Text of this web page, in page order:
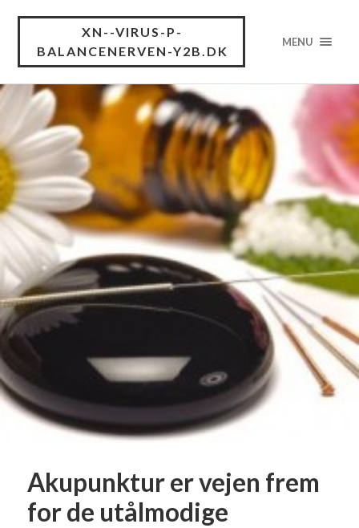
XN--VIRUS-P-
BALANCENERVEN-Y2B.DK
MENU
Akupunktur er vejen frem
for de utålmodige